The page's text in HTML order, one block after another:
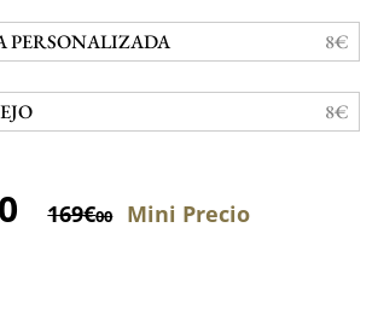
PERSONALIZADA 8€
8€
169€00 Mini Precio